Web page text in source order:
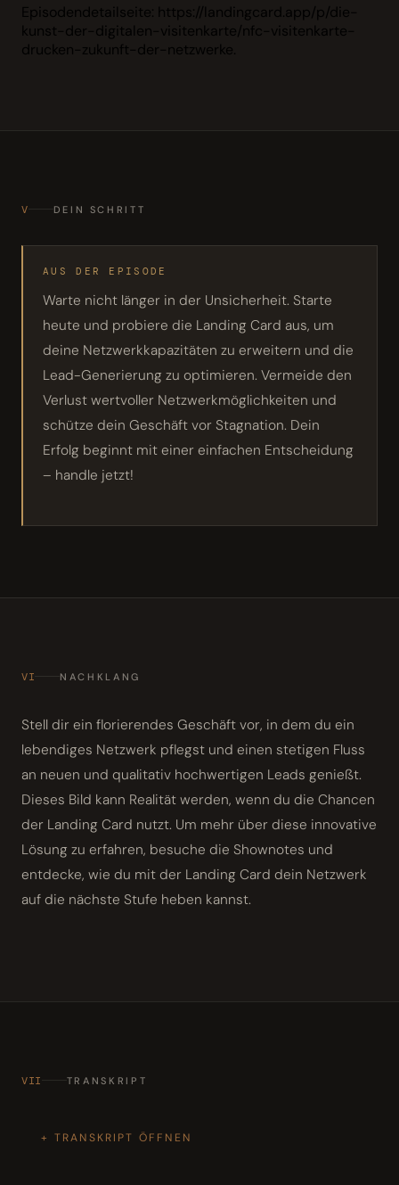
Episodendetailseite: https://landingcard.app/p/die-
kunst-der-digitalen-visitenkarte/nfc-visitenkarte-
drucken-zukunft-der-netzwerke.
V DEIN SCHRITT
AUS DER EPISODE
Warte nicht länger in der Unsicherheit. Starte
heute und probiere die Landing Card aus, um
deine Netzwerkkapazitäten zu erweitern und die
Lead-Generierung zu optimieren. Vermeide den
Verlust wertvoller Netzwerkmöglichkeiten und
schütze dein Geschäft vor Stagnation. Dein
Erfolg beginnt mit einer einfachen Entscheidung
– handle jetzt!
VI NACHKLANG
Stell dir ein florierendes Geschäft vor, in dem du ein
lebendiges Netzwerk pflegst und einen stetigen Fluss
an neuen und qualitativ hochwertigen Leads genießt.
Dieses Bild kann Realität werden, wenn du die Chancen
der Landing Card nutzt. Um mehr über diese innovative
Lösung zu erfahren, besuche die Shownotes und
entdecke, wie du mit der Landing Card dein Netzwerk
auf die nächste Stufe heben kannst.
VII TRANSKRIPT
TRANSKRIPT ÖFFNEN